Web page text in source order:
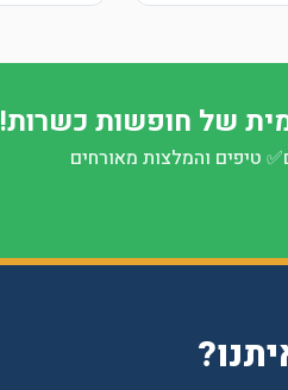
של חופשות כשרות!
✅ טיפים והמלצות מאורחים